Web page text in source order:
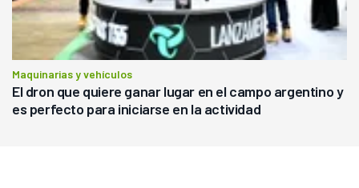
Maquinarias y vehículos
El dron que quiere ganar lugar en el campo argentino y
es perfecto para iniciarse en la actividad